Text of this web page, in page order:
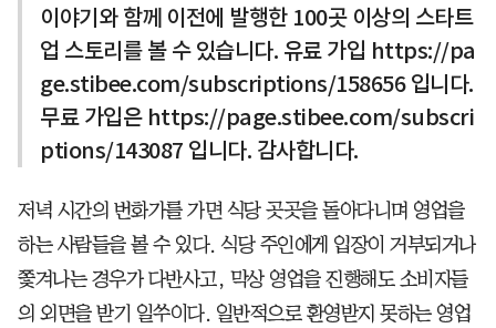
이야기와 함께 이전에 발행한 100곳 이상의 스타트
업 스토리를 볼 수 있습니다. 유료 가입 https://pa
ge.stibee.com/subscriptions/158656 입니다.
무료 가입은 https://page.stibee.com/subscri
ptions/143087 입니다. 감사합니다.
저녁 시간의 번화가를 가면 식당 곳곳을 돌아다니며 영업을
하는 사람들을 볼 수 있다. 식당 주인에게 입장이 거부되거나
쫓겨나는 경우가 다반사고, 막상 영업을 진행해도 소비자들
의 외면을 받기 일쑤이다. 일반적으로 환영받지 못하는 영업